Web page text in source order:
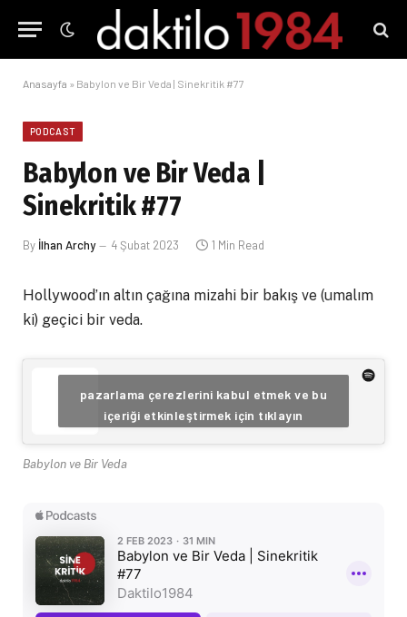
Anasayfa » Babylon ve Bir Veda | Sinekritik #77
PODCAST
Babylon ve Bir Veda |
Sinekritik #77
By İlhan Archy 4 Şubat 2023 1 Min Read
Hollywood’ın altın çağına mizahi bir bakış ve (umalım
ki) geçici bir veda.
pazarlama çerezlerini kabul etmek ve bu
içeriği etkinleştirmek için tıklayın
Babylon ve Bir Veda